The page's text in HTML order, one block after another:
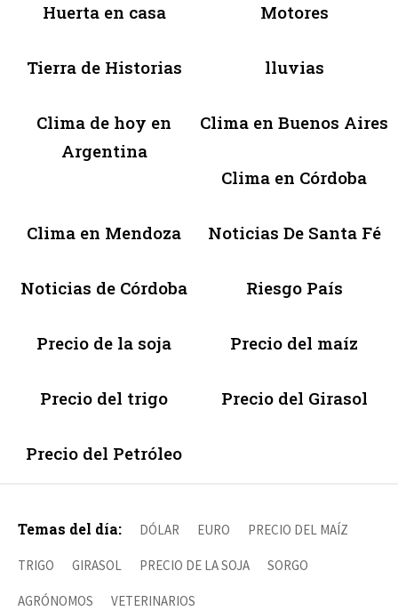
Huerta en casa Motores
Tierra de Historias lluvias
Clima de hoy en
Argentina
Clima en Buenos Aires
Clima en Córdoba
Clima en Mendoza Noticias De Santa Fé
Noticias de Córdoba Riesgo País
Precio de la soja Precio del maíz
Precio del trigo Precio del Girasol
Precio del Petróleo
Temas del día: DÓLAR EURO PRECIO DEL MAÍZ
TRIGO GIRASOL PRECIO DE LA SOJA SORGO
AGRÓNOMOS VETERINARIOS